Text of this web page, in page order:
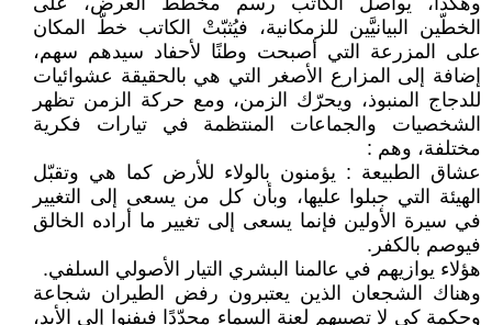
الخطّين البيانيَّين للزمكانية، فيُثبّتْ الكاتب خطّ المكان
على المزرعة التي أصبحت وطنًا لأحفاد سيدهم سهم،
إضافة إلى المزارع الأصغر التي هي بالحقيقة عشوائيات
للدجاج المنبوذ، ويحرّك الزمن، ومع حركة الزمن تظهر
الشخصيات والجماعات المنتظمة في تيارات فكرية
مختلفة، وهم :
عشاق الطبيعة : يؤمنون بالولاء للأرض كما هي وتقبّل
الهيئة التي جبلوا عليها، وبأن كل من يسعى إلى التغيير
في سيرة الأولين فإنما يسعى إلى تغيير ما أراده الخالق
فيوصم بالكفر.
هؤلاء يوازيهم في عالمنا البشري التيار الأصولي السلفي.
وهناك الشجعان الذين يعتبرون رفض الطيران شجاعة
وحكمة كي لا تصيبهم لعنة السماء مجدّدًا فيفنوا إلى الأبد،